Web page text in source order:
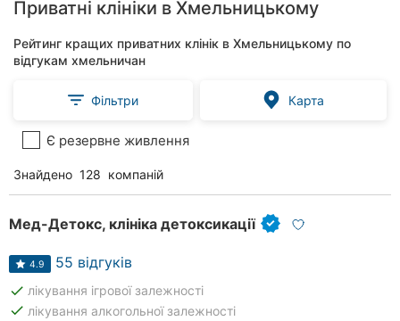
Приватні клініки в Хмельницькому
Рейтинг кращих приватних клінік в Хмельницькому по
відгукам хмельничан
Фільтри Карта
Є резервне живлення
Знайдено 128 компаній
Мед-Детокс, клініка детоксикації
4.9 55 відгуків
done лікування ігрової залежності
done лікування алкогольної залежності